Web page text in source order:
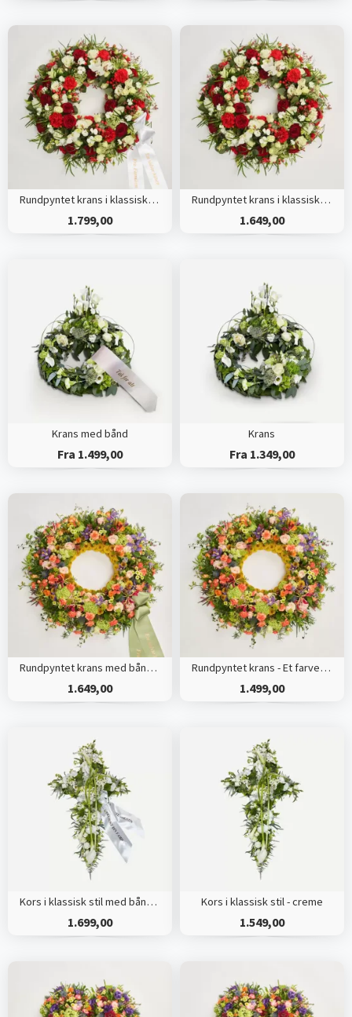
Rundpyntet krans i klassisk stil med bånd
1.799,00
Rundpyntet krans i klassisk stil - rød og hvid
1.649,00
Krans med bånd
Fra 1.499,00
Krans
Fra 1.349,00
Rundpyntet krans med bånd - Et farverigt farvel
1.649,00
Rundpyntet krans - Et farverigt farvel
1.499,00
Kors i klassisk stil med bånd - creme
1.699,00
Kors i klassisk stil - creme
1.549,00